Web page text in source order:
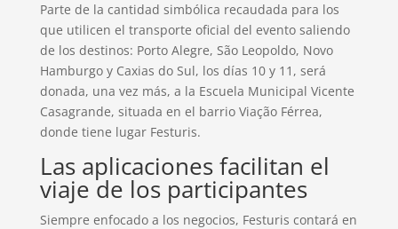
Parte de la cantidad simbólica recaudada para los
que utilicen el transporte oficial del evento saliendo
de los destinos: Porto Alegre, São Leopoldo, Novo
Hamburgo y Caxias do Sul, los días 10 y 11, será
donada, una vez más, a la Escuela Municipal Vicente
Casagrande, situada en el barrio Viação Férrea,
donde tiene lugar Festuris.
Las aplicaciones facilitan el
viaje de los participantes
Siempre enfocado a los negocios, Festuris contará en